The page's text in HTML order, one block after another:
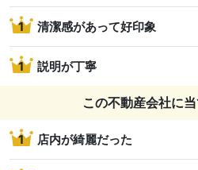
1 清潔感があって好印象
1 説明が丁寧
この不動産会社に
1 店内が綺麗だった